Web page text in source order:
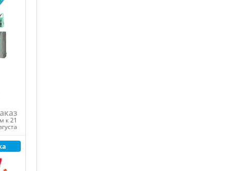
к 21